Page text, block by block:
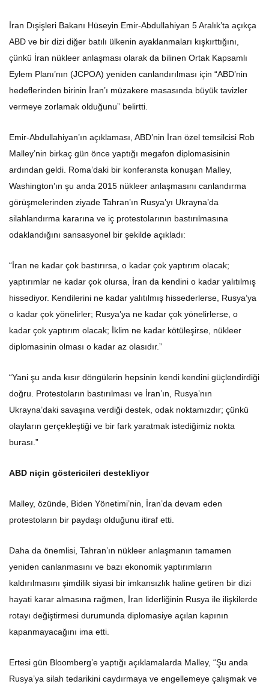
İran Dışişleri Bakanı Hüseyin Emir-Abdullahiyan 5 Aralık’ta açıkça
ABD ve bir dizi diğer batılı ülkenin ayaklanmaları kışkırttığını,
çünkü İran nükleer anlaşması olarak da bilinen Ortak Kapsamlı
Eylem Planı’nın (JCPOA) yeniden canlandırılması için “ABD’nin
hedeflerinden birinin İran’ı müzakere masasında büyük tavizler
vermeye zorlamak olduğunu” belirtti.
Emir-Abdullahiyan’ın açıklaması, ABD’nin İran özel temsilcisi Rob
Malley’nin birkaç gün önce yaptığı megafon diplomasisinin
ardından geldi. Roma’daki bir konferansta konuşan Malley,
Washington’ın şu anda 2015 nükleer anlaşmasını canlandırma
görüşmelerinden ziyade Tahran’ın Rusya’yı Ukrayna’da
silahlandırma kararına ve iç protestolarının bastırılmasına
odaklandığını sansasyonel bir şekilde açıkladı:
“İran ne kadar çok bastırırsa, o kadar çok yaptırım olacak;
yaptırımlar ne kadar çok olursa, İran da kendini o kadar yalıtılmış
hissediyor. Kendilerini ne kadar yalıtılmış hissederlerse, Rusya’ya
o kadar çok yönelirler; Rusya’ya ne kadar çok yönelirlerse, o
kadar çok yaptırım olacak; İklim ne kadar kötüleşirse, nükleer
diplomasinin olması o kadar az olasıdır.”
“Yani şu anda kısır döngülerin hepsinin kendi kendini güçlendirdiği
doğru. Protestoların bastırılması ve İran’ın, Rusya’nın
Ukrayna’daki savaşına verdiği destek, odak noktamızdır; çünkü
olayların gerçekleştiği ve bir fark yaratmak istediğimiz nokta
burası.”
ABD niçin göstericileri destekliyor
Malley, özünde, Biden Yönetimi’nin, İran’da devam eden
protestoların bir paydaşı olduğunu itiraf etti.
Daha da önemlisi, Tahran’ın nükleer anlaşmanın tamamen
yeniden canlanmasını ve bazı ekonomik yaptırımların
kaldırılmasını şimdilik siyasi bir imkansızlık haline getiren bir dizi
hayati karar almasına rağmen, İran liderliğinin Rusya ile ilişkilerde
rotayı değiştirmesi durumunda diplomasiye açılan kapının
kapanmayacağını ima etti.
Ertesi gün Bloomberg’e yaptığı açıklamalarda Malley, “Şu anda
Rusya’ya silah tedarikini caydırmaya ve engellemeye çalışmak ve